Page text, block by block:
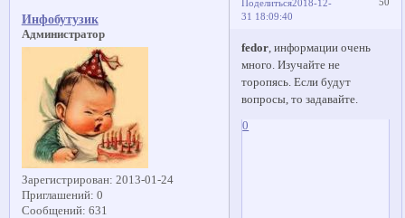
Поделиться2018-12-
31 18:09:40
Инфобутузик
Администратор
Зарегистрирован: 2013-01-24
Приглашений: 0
Сообщений: 631
fedor, информации очень
много. Изучайте не
торопясь. Если будут
вопросы, то задавайте.
0